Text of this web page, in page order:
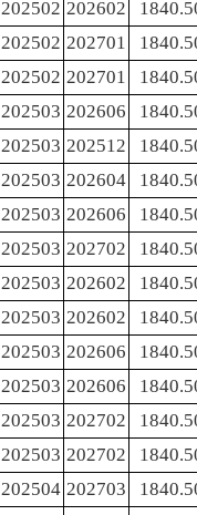
202502 202602
202502 202701
202502 202701
202503 202606
202503 202512
202503 202604
202503 202606
202503 202702
202503 202602
202503 202602
202503 202606
202503 202606
202503 202702
202503 202702
202504 202703